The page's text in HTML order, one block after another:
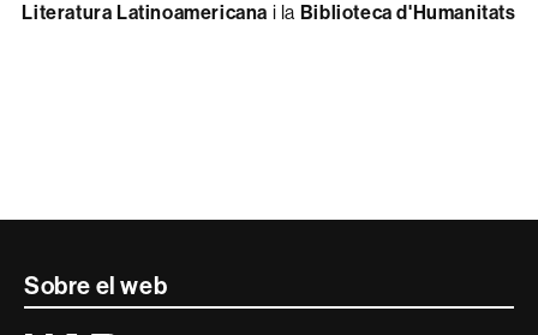
Literatura Latinoamericana i la Biblioteca d'Humanitats
Contacte
Sobre el web